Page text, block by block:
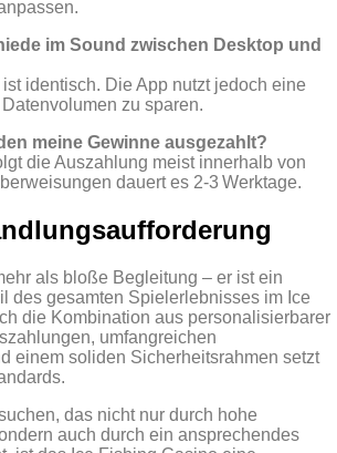
im Sound zwischen Desktop und
identisch. Die App nutzt jedoch eine
zu sparen.
meine Gewinne ausgezahlt?
die Auszahlung meist innerhalb von
dauert es 2‑3 Werktage.
als bloße Begleitung – er ist ein
des gesamten Spielerlebnisses im Ice
die Kombination aus personalisierbarer
umfangreichen
einem soliden Sicherheitsrahmen setzt
das nicht nur durch hohe
auch durch ein ansprechendes